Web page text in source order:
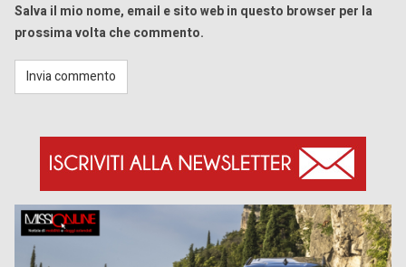
Salva il mio nome, email e sito web in questo browser per la
prossima volta che commento.